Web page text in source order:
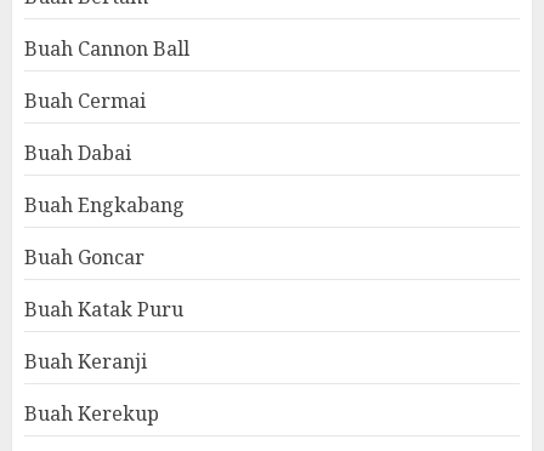
Buah Cannon Ball
Buah Cermai
Buah Dabai
Buah Engkabang
Buah Goncar
Buah Katak Puru
Buah Keranji
Buah Kerekup